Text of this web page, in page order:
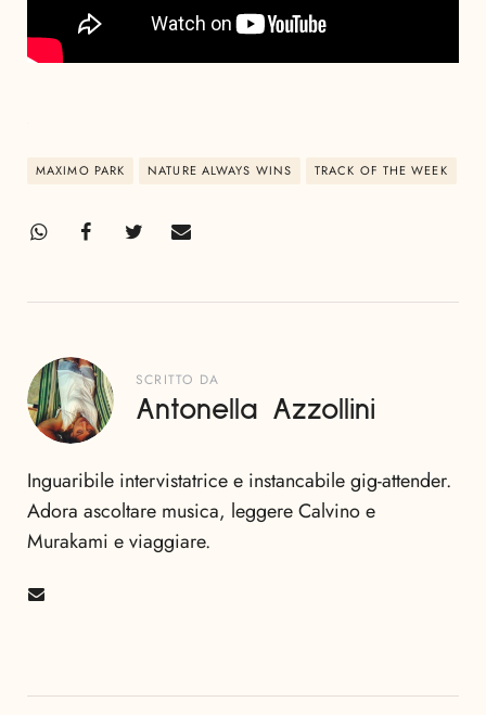
MAXIMO PARK NATURE ALWAYS WINS TRACK OF THE WEEK
SCRITTO DA
Antonella Azzollini
Inguaribile intervistatrice e instancabile gig-attender.
Adora ascoltare musica, leggere Calvino e
Murakami e viaggiare.